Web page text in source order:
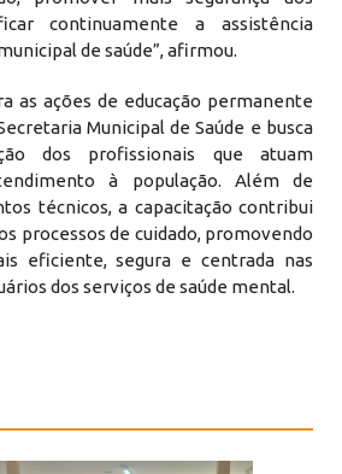
continuamente a assistência
de saúde”, afirmou.
as ações de educação permanente
Municipal de Saúde e busca
dos profissionais que atuam
à população. Além de
técnicos, a capacitação contribui
processos de cuidado, promovendo
eficiente, segura e centrada nas
dos serviços de saúde mental.